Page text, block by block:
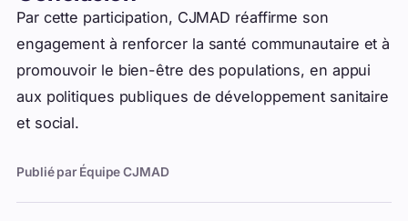
Par cette participation, CJMAD réaffirme son
engagement à renforcer la santé communautaire et à
promouvoir le bien-être des populations, en appui
aux politiques publiques de développement sanitaire
et social.
Publié par Équipe CJMAD